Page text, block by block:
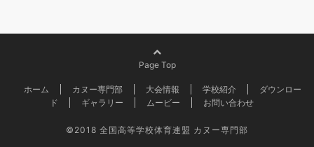
Page Top
ホーム カヌー専門部 大会情報 学校紹介
ダウンロー
ド
ギャラリー ムービー お問い合わせ
©2018 全国高等学校体育連盟 カヌー専門部